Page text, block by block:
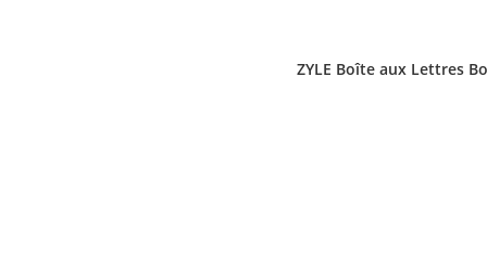
ZYLE Boîte aux Lettres